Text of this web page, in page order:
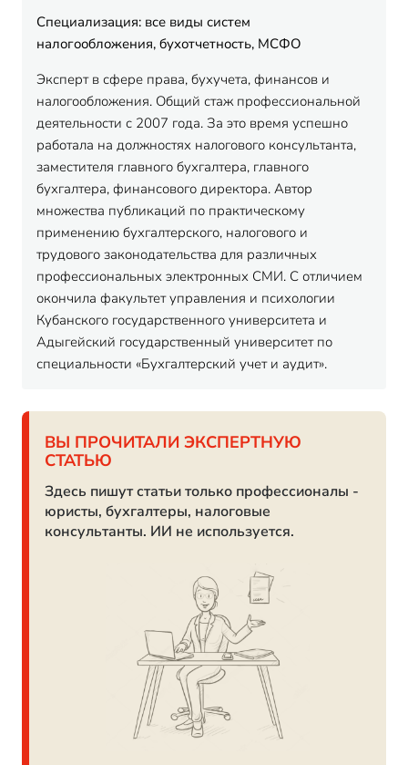
Специализация: все виды систем
налогообложения, бухотчетность, МСФО
Эксперт в сфере права, бухучета, финансов и
налогообложения. Общий стаж профессиональной
деятельности с 2007 года. За это время успешно
работала на должностях налогового консультанта,
заместителя главного бухгалтера, главного
бухгалтера, финансового директора. Автор
множества публикаций по практическому
применению бухгалтерского, налогового и
трудового законодательства для различных
профессиональных электронных СМИ. С отличием
окончила факультет управления и психологии
Кубанского государственного университета и
Адыгейский государственный университет по
специальности «Бухгалтерский учет и аудит».
ВЫ ПРОЧИТАЛИ ЭКСПЕРТНУЮ
СТАТЬЮ
Здесь пишут статьи только профессионалы -
юристы, бухгалтеры, налоговые
консультанты. ИИ не используется.